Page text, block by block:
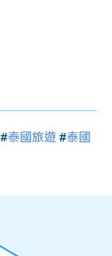
#泰國旅遊 #泰國